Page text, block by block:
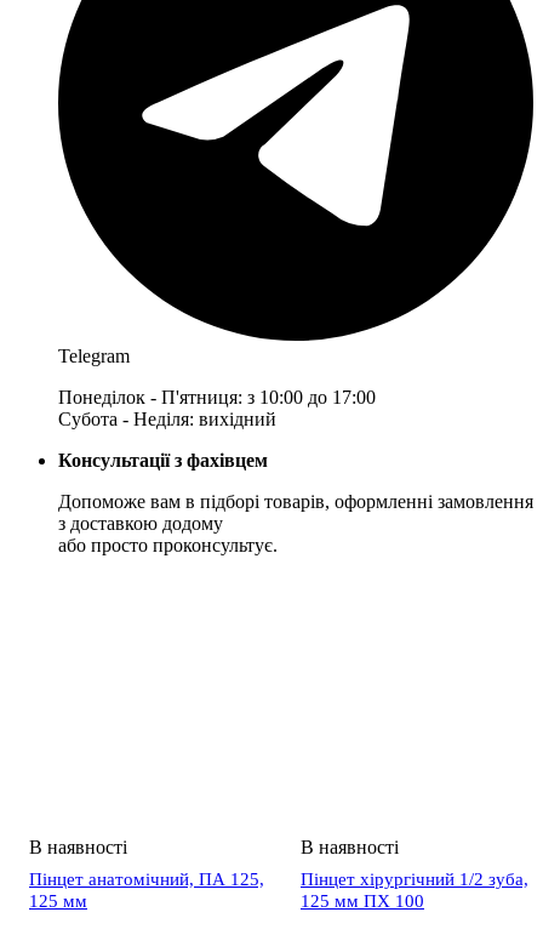
Telegram
Понеділок - П'ятниця: з 10:00 до 17:00
Субота - Неділя: вихідний
Консультації з фахівцем
Допоможе вам в підборі товарів, оформленні замовлення
з доставкою додому
або просто проконсультує.
Пінцет анатомічний, ПА 125,
125 мм
Пінцет хірургічний 1/2 зуба,
125 мм ПХ 100